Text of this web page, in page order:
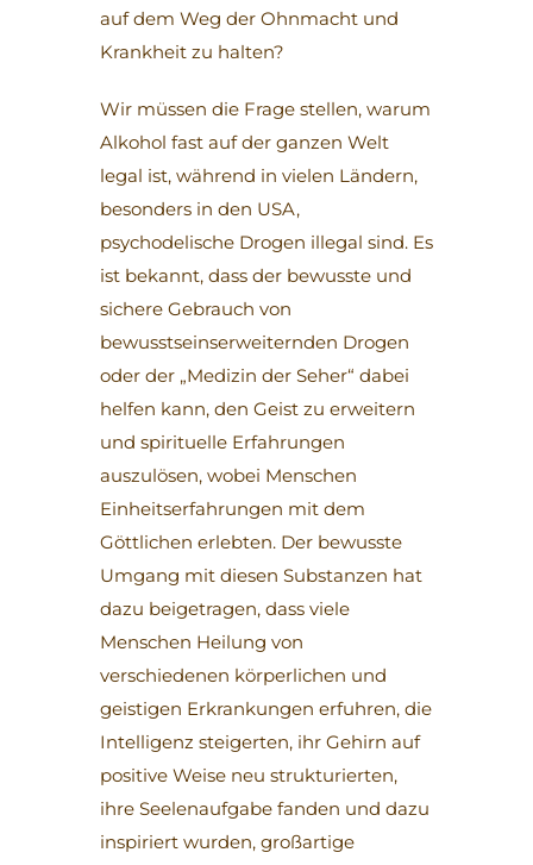
auf dem Weg der Ohnmacht und
Krankheit zu halten?
Wir müssen die Frage stellen, warum
Alkohol fast auf der ganzen Welt
legal ist, während in vielen Ländern,
besonders in den USA,
psychodelische Drogen illegal sind. Es
ist bekannt, dass der bewusste und
sichere Gebrauch von
bewusstseinserweiternden Drogen
oder der „Medizin der Seher“ dabei
helfen kann, den Geist zu erweitern
und spirituelle Erfahrungen
auszulösen, wobei Menschen
Einheitserfahrungen mit dem
Göttlichen erlebten. Der bewusste
Umgang mit diesen Substanzen hat
dazu beigetragen, dass viele
Menschen Heilung von
verschiedenen körperlichen und
geistigen Erkrankungen erfuhren, die
Intelligenz steigerten, ihr Gehirn auf
positive Weise neu strukturierten,
ihre Seelenaufgabe fanden und dazu
inspiriert wurden, großartige